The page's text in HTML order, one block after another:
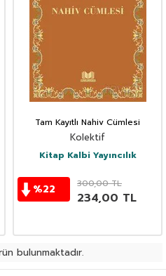
Tam Kayıtlı Nahiv Cümlesi
Kolektif
Kitap Kalbi Yayıncılık
%22 300,00TL
234,00 TL
bulunmaktadır.